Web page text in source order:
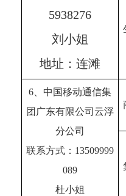
5938276
刘小姐
地址：连滩
6、中国移动通信集
团广东有限公司云浮
分公司
联系方式：13509999
089
杜小姐